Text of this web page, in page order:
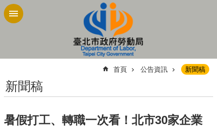
跳到主要內容區塊
首頁 公告資訊 新聞稿
新聞稿
暑假打工、轉職一次看！北市30家企業